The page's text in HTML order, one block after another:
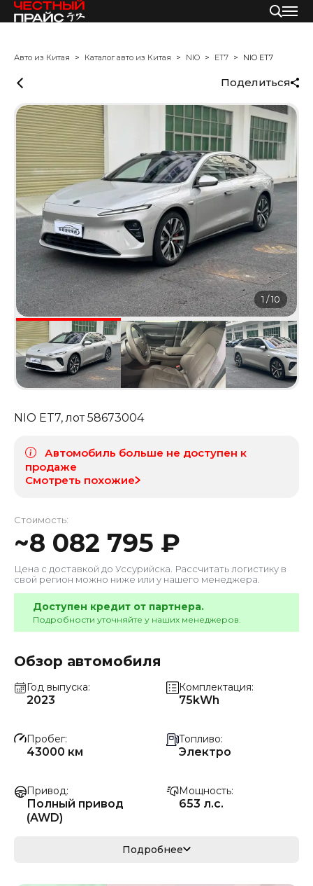
Авто из Китая Каталог авто из Китая NIO ET7 NIO ET7
Поделиться
1 /10
NIO ET7, лот58673004
Автомобиль больше не доступен к
продаже
Смотреть похожие
Стоимость:
~8 082 795 ₽
Цена с доставкой до Уссурийска . Рассчитать логистику в
свой регион можно ниже или у нашего менеджера.
Доступен кредит от партнера.
Подробности уточняйте у наших менеджеров.
Обзор автомобиля
Год выпуска
2023
Комплектация
75kWh
Пробег
43000 км
Топливо
Электро
Привод
Полный привод
(AWD)
Мощность
653 л.с.
480 кВ
Подробнее